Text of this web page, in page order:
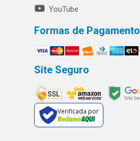
YouTube
Formas de Pagamento
Site Seguro
Verificada por